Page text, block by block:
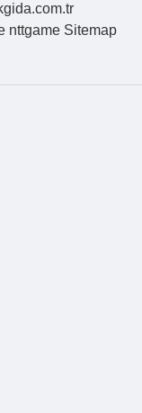
nttgame Sitemap